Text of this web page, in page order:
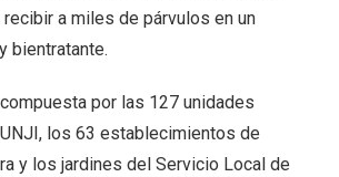
a miles de párvulos en un
bientratante.
por las 127 unidades
los 63 establecimientos de
y los jardines del Servicio Local de